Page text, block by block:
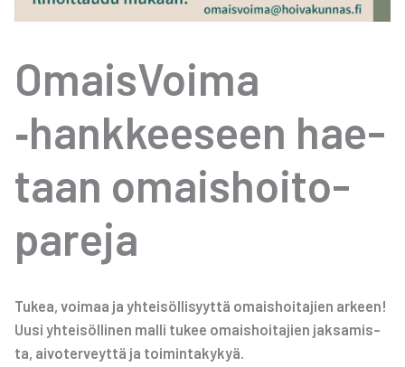
Omais­Voi­ma
‑hank­kee­seen hae­
taan omais­hoi­to­
pa­re­ja
Tukea, voi­maa ja yhtei­söl­li­syyt­tä omais­hoi­ta­jien arkeen!
Uusi yhtei­söl­li­nen mal­li tukee omais­hoi­ta­jien jak­sa­mis­
ta, aivo­ter­veyt­tä ja toi­min­ta­ky­kyä.